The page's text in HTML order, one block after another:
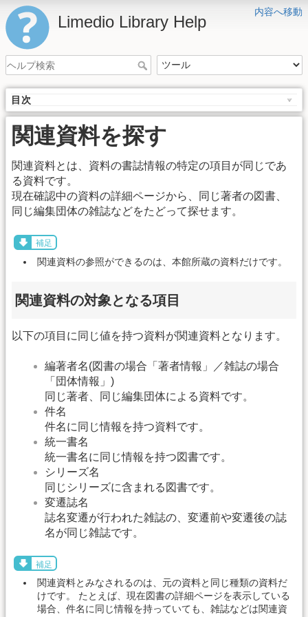
内容へ移動
Limedio Library Help
目次
関連資料を探す
関連資料とは、資料の書誌情報の特定の項目が同じであ
る資料です。
現在確認中の資料の詳細ページから、同じ著者の図書、
同じ編集団体の雑誌などをたどって探せます。
補足
関連資料の参照ができるのは、本館所蔵の資料だけです。
関連資料の対象となる項目
以下の項目に同じ値を持つ資料が関連資料となります。
編著者名(図書の場合「著者情報」／雑誌の場合
「団体情報」)
同じ著者、同じ編集団体による資料です。
件名
件名に同じ情報を持つ資料です。
統一書名
統一書名に同じ情報を持つ図書です。
シリーズ名
同じシリーズに含まれる図書です。
変遷誌名
誌名変遷が行われた雑誌の、変遷前や変遷後の誌
名が同じ雑誌です。
補足
関連資料とみなされるのは、元の資料と同じ種類の資料だ
けです。 たとえば、現在図書の詳細ページを表示している
場合、件名に同じ情報を持っていても、雑誌などは関連資